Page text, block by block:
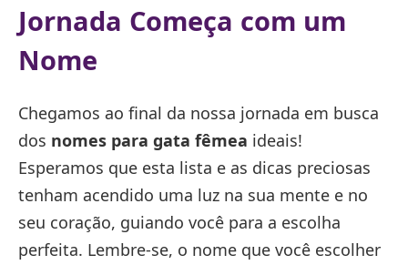
Jornada Começa com um
Nome
Chegamos ao final da nossa jornada em busca
dos nomes para gata fêmea ideais!
Esperamos que esta lista e as dicas preciosas
tenham acendido uma luz na sua mente e no
seu coração, guiando você para a escolha
perfeita. Lembre-se, o nome que você escolher